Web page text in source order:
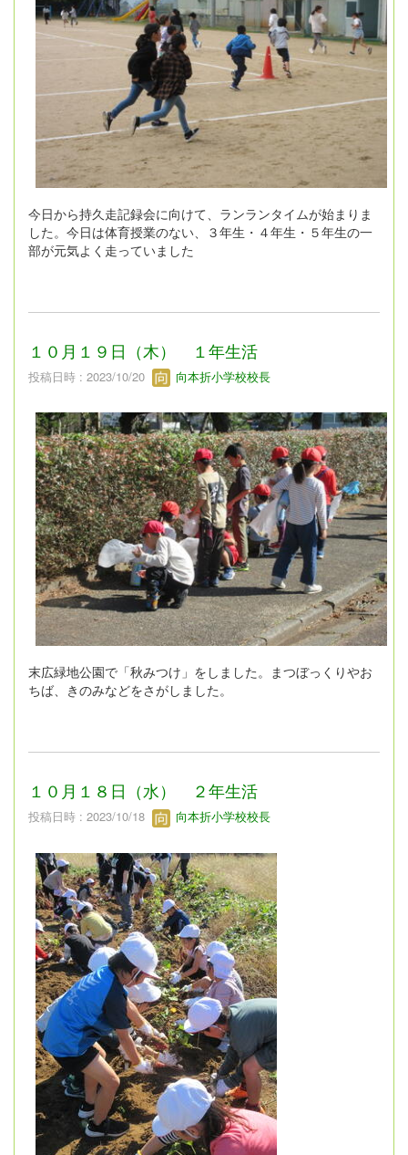
今日から持久走記録会に向けて、ランランタイムが始まりま
した。今日は体育授業のない、３年生・４年生・５年生の一
部が元気よく走っていました
１０月１９日（木） １年生活
投稿日時 : 2023/10/20 向本折小学校校長
末広緑地公園で「秋みつけ」をしました。まつぼっくりやお
ちば、きのみなどをさがしました。
１０月１８日（水） ２年生活
投稿日時 : 2023/10/18 向本折小学校校長